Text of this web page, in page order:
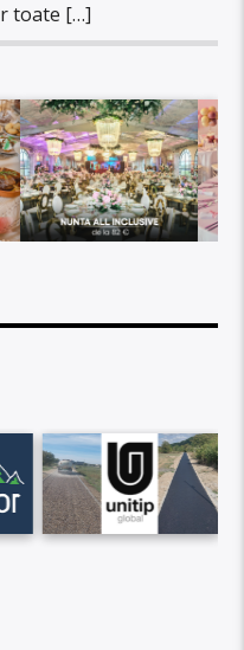
toate […]